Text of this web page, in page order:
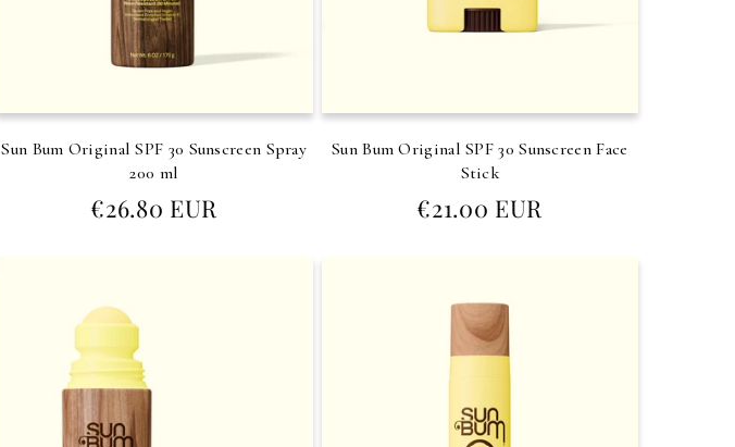
Sun Bum Original SPF 30 Sunscreen Spray
200 ml
Prezzo
di
€26.80 EUR
Sun Bum Original SPF 30 Sunscreen Face
Stick
Prezzo
di
€21.00 EUR